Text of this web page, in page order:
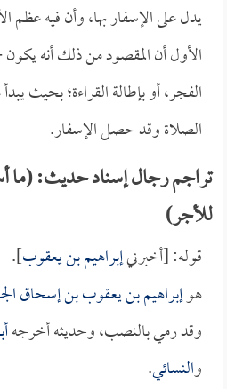
يدل على الإسفار بها، وأن فيه عظم
الأول أن المقصود من ذلك أنه
الفجر، أو بإطالة القراءة؛ بحيث
الصلاة وقد حصل الإسفار.
تراجم رجال إسناد حديث: (ما
للأجر)
قوله: [أخبرنيإبراهيم بن يعقوب].
هوإبراهيم بن يعقوب بن إسحاق
وقد رمي بالنصب، وحديثه أخرجه
والنسائي.